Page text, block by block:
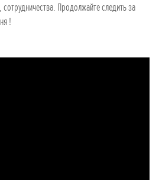
Продолжайте следить за
!